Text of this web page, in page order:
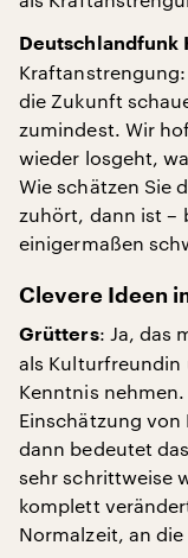
Deutschlandfunk
Kraftanstrengung:
die Zukunft
zumindest. Wir
wieder losgeht,
Wie schätzen Sie
zuhört, dann ist –
einigermaßen
Clevere Ideen
Grütters: Ja, das
als Kulturfreundin
Kenntnis
Einschätzung von
dann bedeutet
sehr schrittweise
komplett
Normalzeit, an